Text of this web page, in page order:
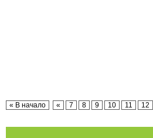
« В начало « 7 8 9 10 11 12